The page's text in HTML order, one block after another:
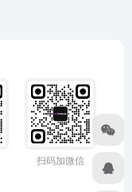
扫码加微信